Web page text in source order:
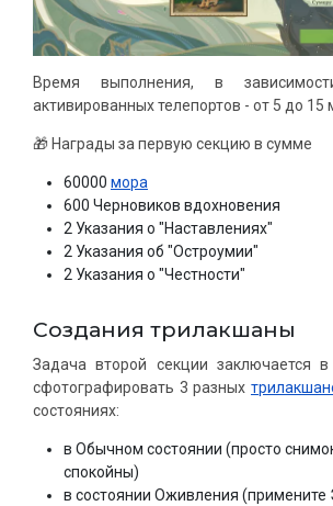
Время выполнения, в
активированных телепортов - от 5 до 15
🎁 Награды за первую секцию в сумме
60000 мора
600 Черновиков вдохновения
2 Указания о "Наставлениях"
2 Указания об "Остроумии"
2 Указания о "Честности"
Создания трилакшаны
Задача второй секции заключается
сфотографировать 3 разных
состояниях:
в Обычном состоянии (просто
спокойны)
в состоянии Оживления (примените